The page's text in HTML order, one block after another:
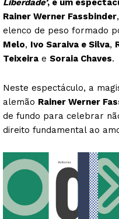
Liberdade’, é um
Rainer Werner Fassbinder
elenco de peso formado
Melo, Ivo Saraiva e Silva,
Teixeira e Soraia Chaves.
Neste espectáculo, a
alemão Rainer Werner
de fundo para celebrar
direito fundamental ao